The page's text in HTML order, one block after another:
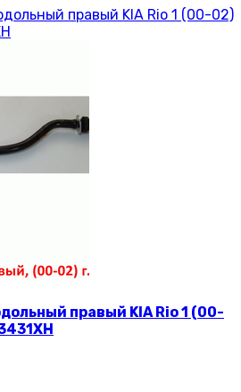
правый KIA Rio 1 (00-